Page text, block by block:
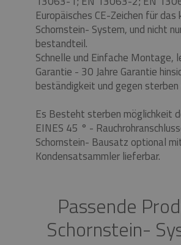
Europäisches CE-Zeichen für
Schornstein- System, und nicht
bestandteil.
Schnelle und Einfache Montage,
Garantie - 30 Jahre Garantie
beständigkeit und gegen sterben
Es Besteht sterben möglichkeit
EINES 45 ° -
Schornstein- Bausatz optional
Kondensatsammler lieferbar.
Passende
Schornstein-